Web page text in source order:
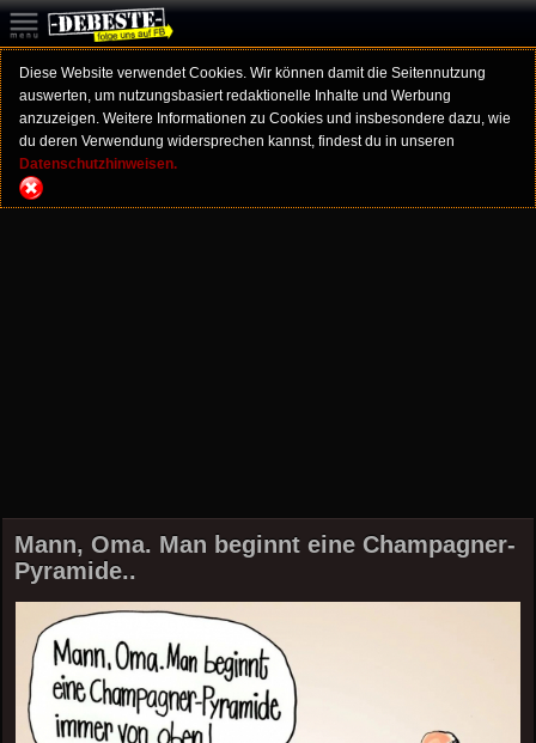
Diese Website verwendet Cookies. Wir können damit die Seitennutzung
auswerten, um nutzungsbasiert redaktionelle Inhalte und Werbung
anzuzeigen. Weitere Informationen zu Cookies und insbesondere dazu, wie
du deren Verwendung widersprechen kannst, findest du in unseren
Datenschutzhinweisen.
Mann, Oma. Man beginnt eine Champagner-
Pyramide..